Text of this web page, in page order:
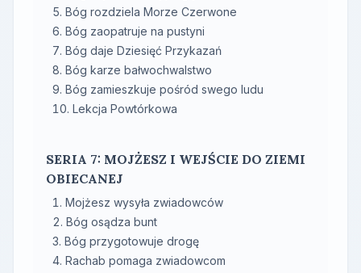
Bóg rozdziela Morze Czerwone
Bóg zaopatruje na pustyni
Bóg daje Dziesięć Przykazań
Bóg karze bałwochwalstwo
Bóg zamieszkuje pośród swego ludu
Lekcja Powtórkowa
SERIA 7: MOJŻESZ I WEJŚCIE DO ZIEMI
OBIECANEJ
Mojżesz wysyła zwiadowców
Bóg osądza bunt
Bóg przygotowuje drogę
Rachab pomaga zwiadowcom